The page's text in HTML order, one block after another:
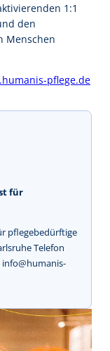
1:1
den
Menschen
pflege.de
für
pflegebedürftige
Telefon
info@humanis-